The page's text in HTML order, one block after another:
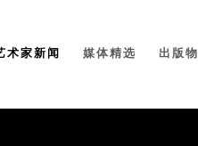
术家新闻 媒体精选 出版物